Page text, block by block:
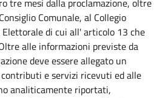
Comunale, al Collegio
Elettorale di cui all' articolo 13 che
alle informazioni previste da
deve essere allegato un
e servizi ricevuti ed alle
analiticamente riportati,